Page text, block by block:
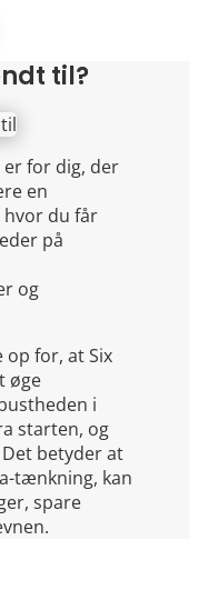
til?
er for dig, der
en
du får
på
og
op for, at Six
øge
i
starten, og
betyder at
tænkning, kan
spare